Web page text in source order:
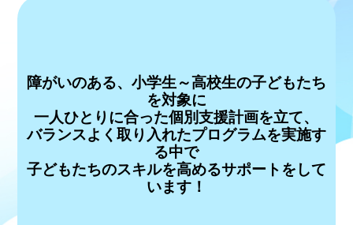
障がいのある、小学生～高校生の子どもたち
を対象に
一人ひとりに合った個別支援計画を立て、
バランスよく取り入れたプログラムを実施す
る中で
子どもたちのスキルを高めるサポートをして
います！